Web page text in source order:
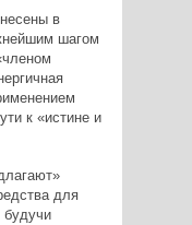
в
шагом
к «истине и
для